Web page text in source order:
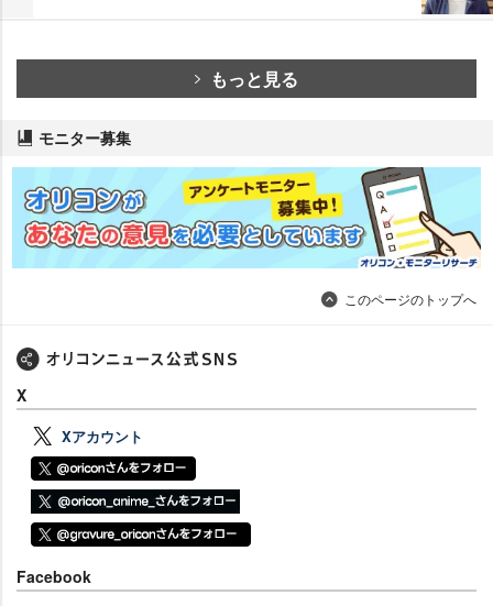
もっと見る
モニター募集
このページのトップへ
X
Xアカウント
Facebook